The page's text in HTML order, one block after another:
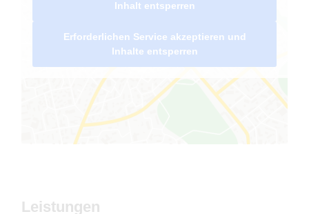
Inhalt entsperren
Erforderlichen Service akzeptieren und
Inhalte entsperren
Leistungen